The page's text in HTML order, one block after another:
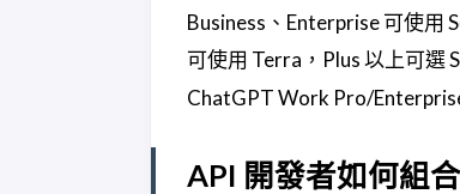
Business、Enterprise 可使用
可使用 Terra，Plus 以上可選
ChatGPT Work Pro/
API 開發者如何組